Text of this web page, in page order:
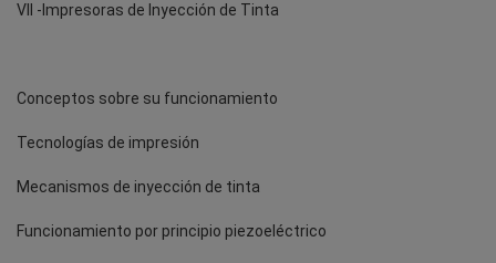
VII -Impresoras de Inyección de Tinta
Conceptos sobre su funcionamiento
Tecnologías de impresión
Mecanismos de inyección de tinta
Funcionamiento por principio piezoeléctrico